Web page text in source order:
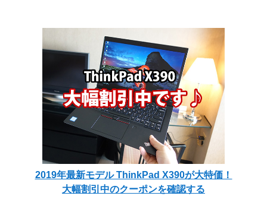
2019年最新モデル ThinkPad X390が大特価！
大幅割引中のクーポンを確認する